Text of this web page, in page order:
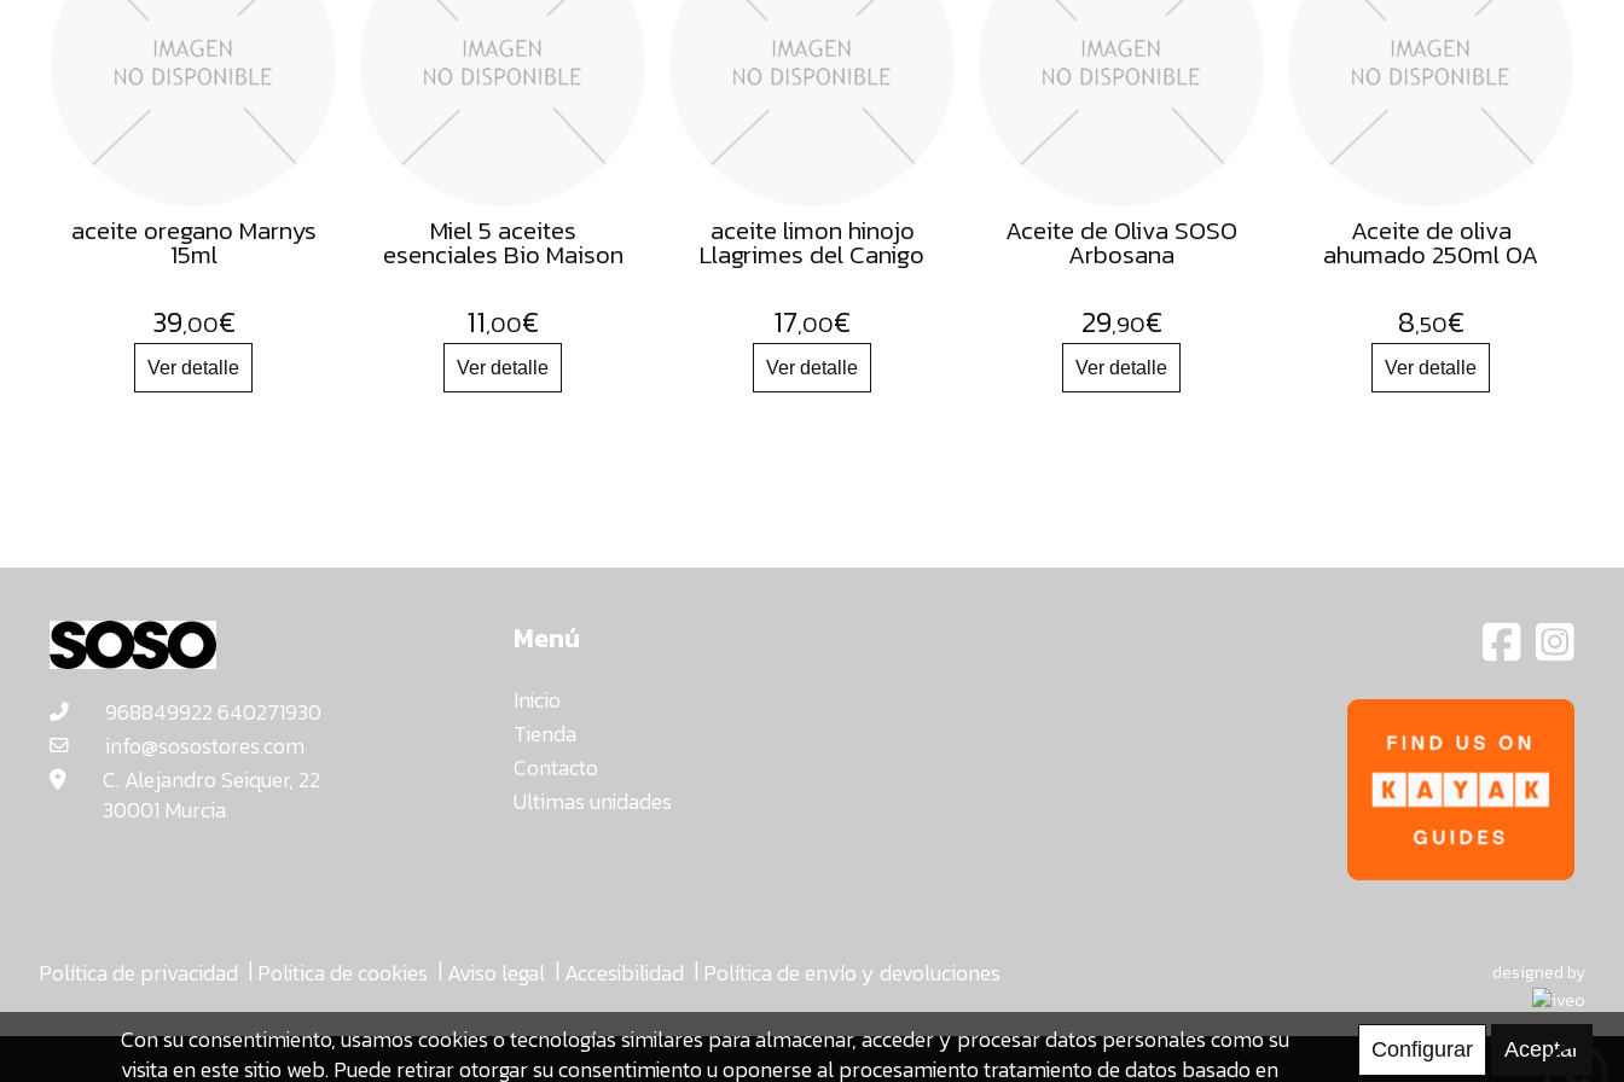
Hierbas
Aceites
aceite oregano Marnys
15ml
39,00€
Miel 5 aceites
esenciales Bio Maison
11,00€
aceite limon hinojo
Llagrimes del Canigo
17,00€
Aceite de Oliva SOSO
Arbosana
29,90€
Aceite de oliva
ahumado 250ml OA
8,50€
968849922 640271930
info@sosostores.com
C. Alejandro Seiquer, 22
30001 Murcia
Menú
Inicio
Tienda
Contacto
Ultimas unidades
Política de privacidad | Politica de cookies | Aviso legal | Accesibilidad | Política de envío y devoluciones designed by
Con su consentimiento, usamos cookies o tecnologías similares para almacenar, acceder y procesar datos personales como su
visita en este sitio web. Puede retirar otorgar su consentimiento u oponerse al procesamiento tratamiento de datos basado en